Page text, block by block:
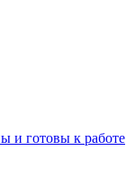
и готовы к работе